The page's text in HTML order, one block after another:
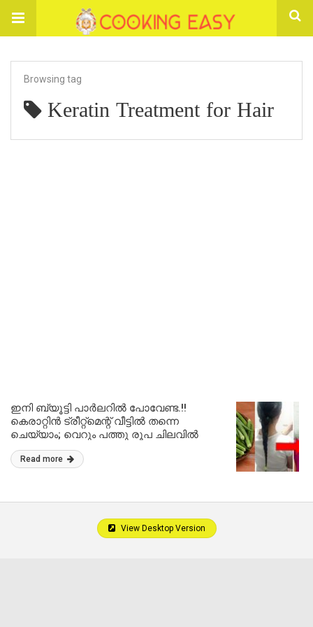
Browsing tag
Keratin Treatment for Hair
ഇനി ബ്യൂട്ടി പാർലറിൽ പോവേണ്ട.!!
കെരാറ്റിൻ ട്രീറ്റ്മെന്റ് വീട്ടിൽ തന്നെ
ചെയ്യാം; വെറും പത്തു രൂപ ചിലവിൽ
ഉള്ളില്ലാത്ത മുടിയുടെ ഉള്ള് കൂട്ടാം.!!
Read more
View Desktop Version